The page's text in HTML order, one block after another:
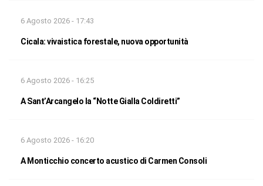
6 Agosto 2026 - 17:43
Cicala: vivaistica forestale, nuova opportunità
6 Agosto 2026 - 16:25
A Sant’Arcangelo la “Notte Gialla Coldiretti”
6 Agosto 2026 - 16:20
A Monticchio concerto acustico di Carmen Consoli